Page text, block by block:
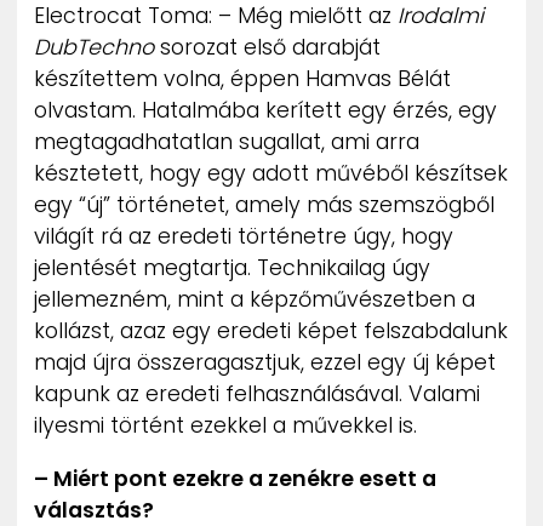
Electrocat Toma: – Még mielőtt az Irodalmi
DubTechnosorozat első darabját
készítettem volna, éppen Hamvas Bélát
olvastam. Hatalmába kerített egy érzés, egy
megtagadhatatlan sugallat, ami arra
késztetett, hogy egy adott művéből készítsek
egy “új” történetet, amely más szemszögből
világít rá az eredeti történetre úgy, hogy
jelentését megtartja. Technikailag úgy
jellemezném, mint a képzőművészetben a
kollázst, azaz egy eredeti képet felszabdalunk
majd újra összeragasztjuk, ezzel egy új képet
kapunk az eredeti felhasználásával. Valami
ilyesmi történt ezekkel a művekkel is.
– Miért pont ezekre a zenékre esett a
választás?